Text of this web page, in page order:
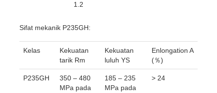
1.2
Sifat mekanik P235GH:
Kelas
Kekuatan
tarik Rm
Kekuatan
luluh YS
Enlongation A
(％)
P235GH
350 – 480
MPa pada
185 – 235
MPa pada
> 24